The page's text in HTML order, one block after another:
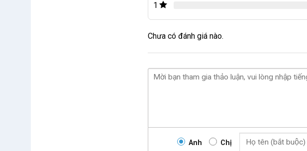
1
Chưa có đánh giá nào.
Anh Chị